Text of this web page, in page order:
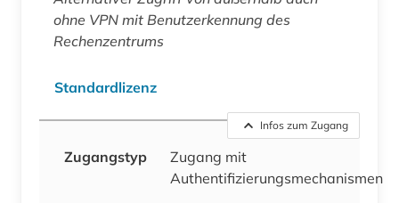
ohne VPN mit Benutzerkennung des
Rechenzentrums
Standardlizenz
Infos zum Zugang
Zugangstyp
Zugang mit
Authentifizierungsmechanismen